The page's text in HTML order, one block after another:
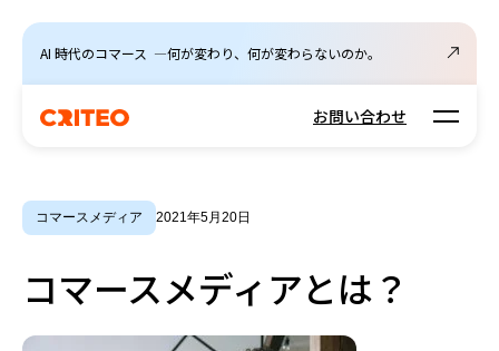
AI 時代のコマース ―何が変わり、何が変わらないのか。
お問い合わせ Open
コマースメディア 2021年5月20日
コマースメディアとは？